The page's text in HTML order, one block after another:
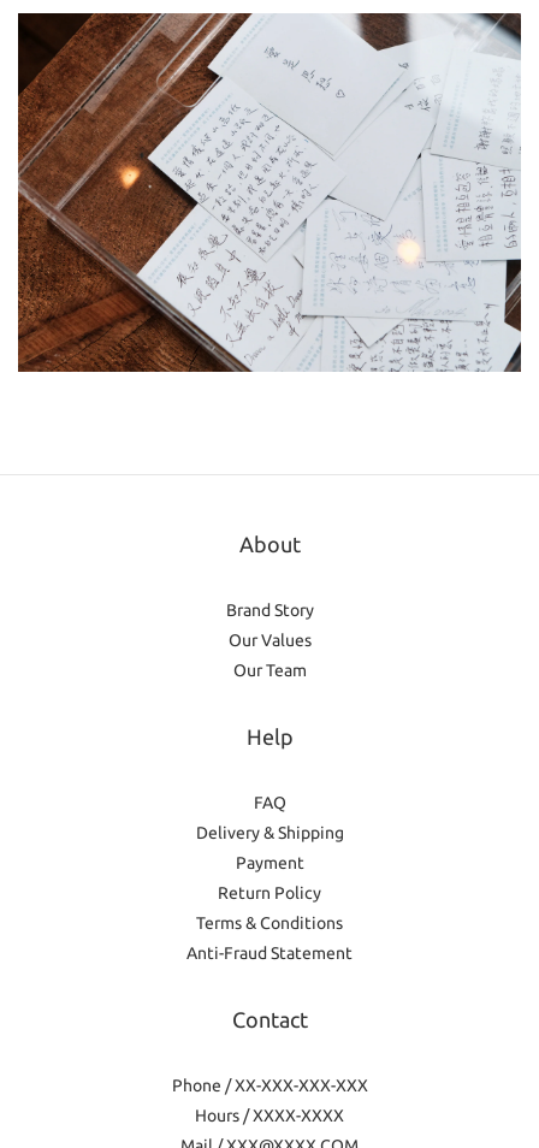
About
Brand Story
Our Values
Our Team
Help
FAQ
Delivery & Shipping
Payment
Return Policy
Terms & Conditions
Anti-Fraud Statement
Contact
Phone / XX-XXX-XXX-XXX
Hours / XXXX-XXXX